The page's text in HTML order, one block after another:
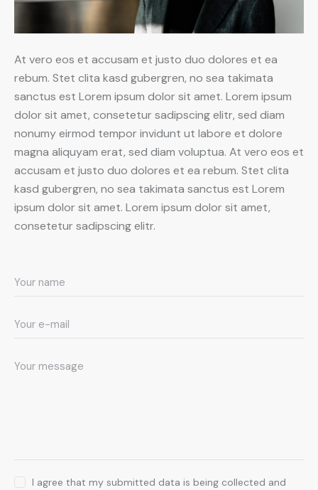
At vero eos et accusam et justo duo dolores et ea
rebum. Stet clita kasd gubergren, no sea takimata
sanctus est Lorem ipsum dolor sit amet. Lorem ipsum
dolor sit amet, consetetur sadipscing elitr, sed diam
nonumy eirmod tempor invidunt ut labore et dolore
magna aliquyam erat, sed diam voluptua. At vero eos et
accusam et justo duo dolores et ea rebum. Stet clita
kasd gubergren, no sea takimata sanctus est Lorem
ipsum dolor sit amet. Lorem ipsum dolor sit amet,
consetetur sadipscing elitr.
I agree that my submitted data is being collected and